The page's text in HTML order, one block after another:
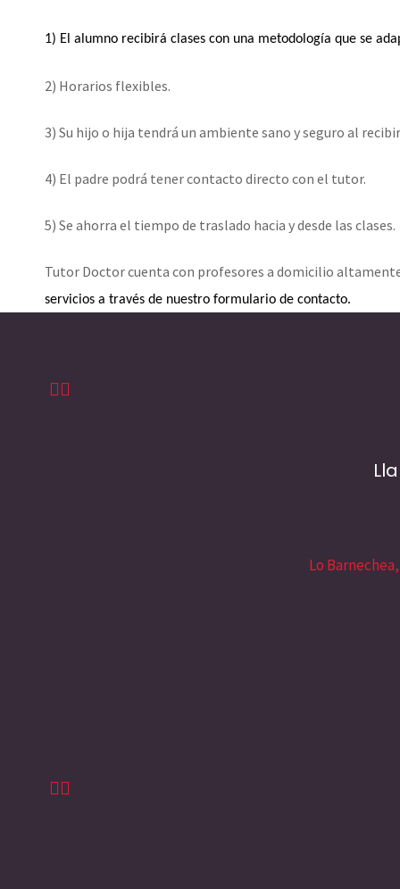
1) El alumno recibirá clases con una metodología que se
2) Horarios flexibles.
3) Su hijo o hija tendrá un ambiente sano y seguro al
4) El padre podrá tener contacto directo con el tutor.
5) Se ahorra el tiempo de traslado hacia y desde las clases.
Tutor Doctor cuenta con profesores a domicilio
servicios a través de nuestro formulario de contacto.
Lo